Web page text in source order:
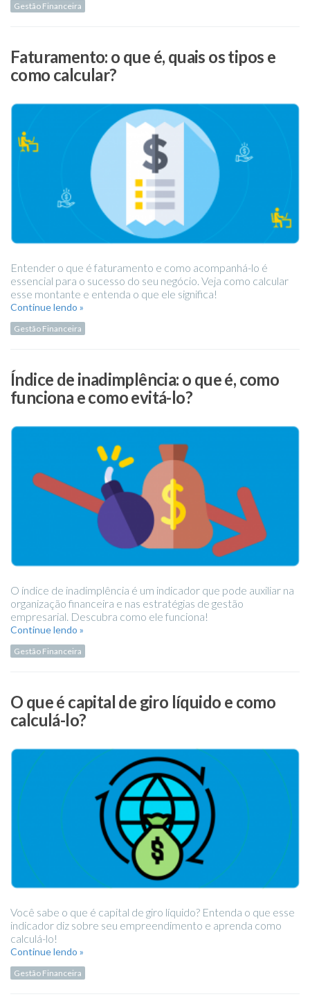
Gestão Financeira
Faturamento: o que é, quais os tipos e
como calcular?
Entender o que é faturamento e como acompanhá-lo é
essencial para o sucesso do seu negócio. Veja como calcular
esse montante e entenda o que ele significa!
Continue lendo »
Gestão Financeira
Índice de inadimplência: o que é, como
funciona e como evitá-lo?
O índice de inadimplência é um indicador que pode auxiliar na
organização financeira e nas estratégias de gestão
empresarial. Descubra como ele funciona!
Continue lendo »
Gestão Financeira
O que é capital de giro líquido e como
calculá-lo?
Você sabe o que é capital de giro líquido? Entenda o que esse
indicador diz sobre seu empreendimento e aprenda como
calculá-lo!
Continue lendo »
Gestão Financeira